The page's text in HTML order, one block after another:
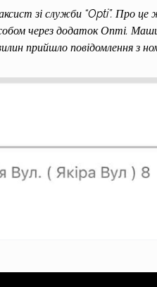
зі служби “Opti”. Про
через додаток Опті.
прийшло повідомлення з